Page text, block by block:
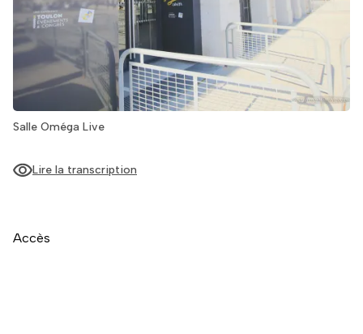
Salle Oméga Live
Lire la transcription
Accès